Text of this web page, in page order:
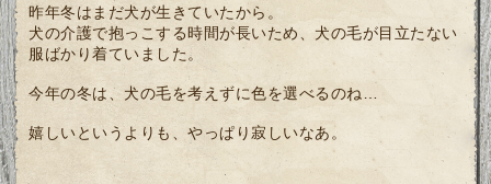
昨年冬はまだ犬が生きていたから。
犬の介護で抱っこする時間が長いため、犬の毛が目立たない
服ばかり着ていました。
今年の冬は、犬の毛を考えずに色を選べるのね…
嬉しいというよりも、やっぱり寂しいなあ。